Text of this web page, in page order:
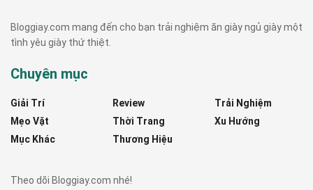
Bloggiay.com mang đến cho bạn trải nghiệm ăn giày ngủ giày một
tình yêu giày thứ thiệt.
Chuyên mục
Giải Trí
Mẹo Vặt
Mục Khác
Review
Thời Trang
Thương Hiệu
Trải Nghiệm
Xu Hướng
Theo dõi Bloggiay.com nhé!